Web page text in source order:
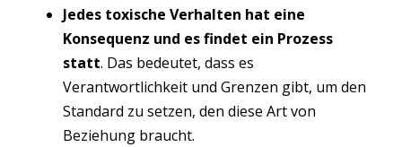
Jedes toxische Verhalten hat eine
Konsequenz und es findet ein Prozess
statt. Das bedeutet, dass es
Verantwortlichkeit und Grenzen gibt, um den
Standard zu setzen, den diese Art von
Beziehung braucht.